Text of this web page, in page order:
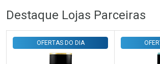
FECHAR
Laboratório
FECHAR
Por Menos Por
Destaque Lojas Parceiras
OFERTAS DO DIA